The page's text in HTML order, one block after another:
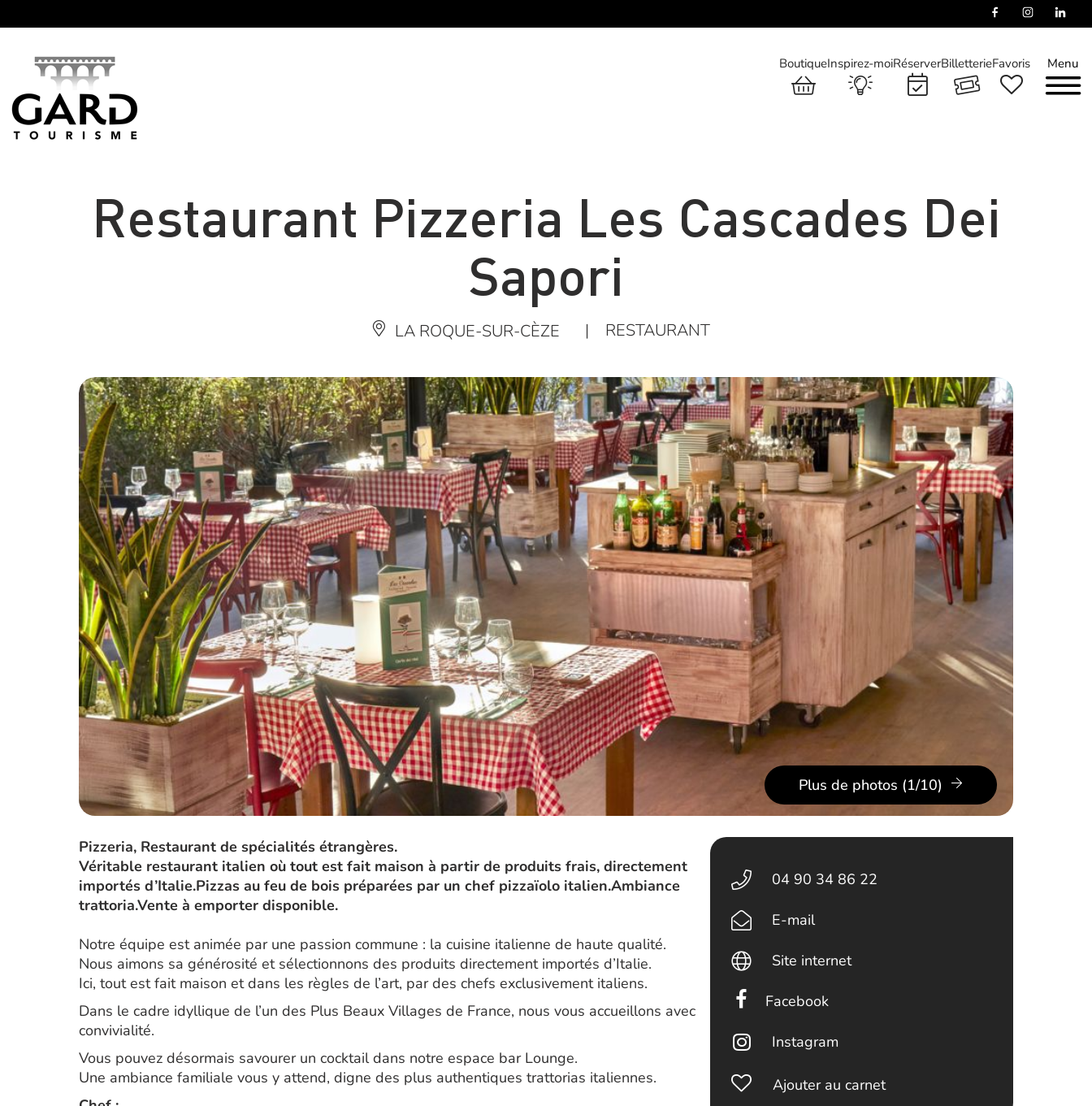
Menu
BoutiqueInspirez-moiRéserverBilletterieFavoris
Restaurant Pizzeria Les Cascades Dei
Sapori
LA ROQUE-SUR-CÈZE | RESTAURANT
Plus de photos (1/10)
Pizzeria, Restaurant de spécialités étrangères.
Véritable restaurant italien où tout est fait maison à partir de produits frais, directement
importés d’Italie.Pizzas au feu de bois préparées par un chef pizzaïolo italien.Ambiance
trattoria.Vente à emporter disponible.
Notre équipe est animée par une passion commune : la cuisine italienne de haute qualité.
Nous aimons sa générosité et sélectionnons des produits directement importés d’Italie.
Ici, tout est fait maison et dans les règles de l’art, par des chefs exclusivement italiens.
Dans le cadre idyllique de l’un des Plus Beaux Villages de France, nous vous accueillons avec
convivialité.
Vous pouvez désormais savourer un cocktail dans notre espace bar Lounge.
Une ambiance familiale vous y attend, digne des plus authentiques trattorias italiennes.
04 90 34 86 22
E-mail
Site internet
Facebook
Instagram
Ajouter au carnet